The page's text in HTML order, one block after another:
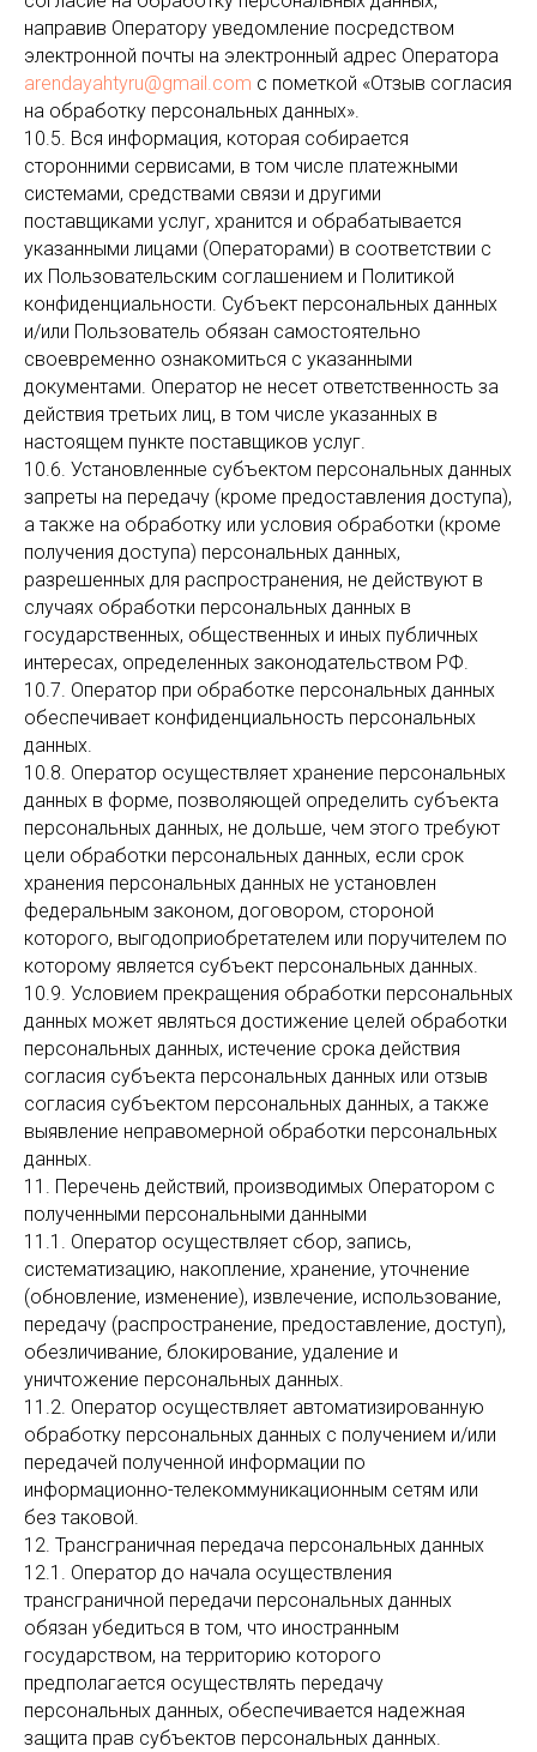
направив Оператору уведомление посредством
электронной почты на электронный адрес Оператора
arendayahtyru@gmail.com с пометкой «Отзыв согласия
на обработку персональных данных».
10.5. Вся информация, которая собирается
сторонними сервисами, в том числе платежными
системами, средствами связи и другими
поставщиками услуг, хранится и обрабатывается
указанными лицами (Операторами) в соответствии с
их Пользовательским соглашением и Политикой
конфиденциальности. Субъект персональных данных
и/или Пользователь обязан самостоятельно
своевременно ознакомиться с указанными
документами. Оператор не несет ответственность за
действия третьих лиц, в том числе указанных в
настоящем пункте поставщиков услуг.
10.6. Установленные субъектом персональных данных
запреты на передачу (кроме предоставления доступа),
а также на обработку или условия обработки (кроме
получения доступа) персональных данных,
разрешенных для распространения, не действуют в
случаях обработки персональных данных в
государственных, общественных и иных публичных
интересах, определенных законодательством РФ.
10.7. Оператор при обработке персональных данных
обеспечивает конфиденциальность персональных
данных.
10.8. Оператор осуществляет хранение персональных
данных в форме, позволяющей определить субъекта
персональных данных, не дольше, чем этого требуют
цели обработки персональных данных, если срок
хранения персональных данных не установлен
федеральным законом, договором, стороной
которого, выгодоприобретателем или поручителем по
которому является субъект персональных данных.
10.9. Условием прекращения обработки персональных
данных может являться достижение целей обработки
персональных данных, истечение срока действия
согласия субъекта персональных данных или отзыв
согласия субъектом персональных данных, а также
выявление неправомерной обработки персональных
данных.
11. Перечень действий, производимых Оператором с
полученными персональными данными
11.1. Оператор осуществляет сбор, запись,
систематизацию, накопление, хранение, уточнение
(обновление, изменение), извлечение, использование,
передачу (распространение, предоставление, доступ),
обезличивание, блокирование, удаление и
уничтожение персональных данных.
11.2. Оператор осуществляет автоматизированную
обработку персональных данных с получением и/или
передачей полученной информации по
информационно-телекоммуникационным сетям или
без таковой.
12. Трансграничная передача персональных данных
12.1. Оператор до начала осуществления
трансграничной передачи персональных данных
обязан убедиться в том, что иностранным
государством, на территорию которого
предполагается осуществлять передачу
персональных данных, обеспечивается надежная
защита прав субъектов персональных данных.